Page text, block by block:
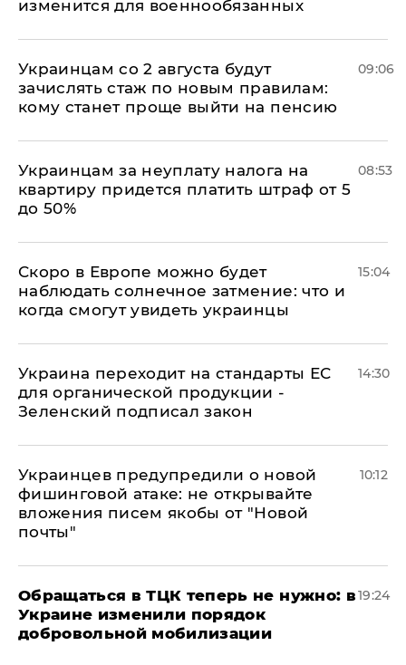
изменится для военнообязанных
Украинцам со 2 августа будут
зачислять стаж по новым правилам:
кому станет проще выйти на пенсию
09:06
Украинцам за неуплату налога на
квартиру придется платить штраф от 5
до 50%
08:53
Скоро в Европе можно будет
наблюдать солнечное затмение: что и
когда смогут увидеть украинцы
15:04
Украина переходит на стандарты ЕС
для органической продукции -
Зеленский подписал закон
14:30
Украинцев предупредили о новой
фишинговой атаке: не открывайте
вложения писем якобы от "Новой
почты"
10:12
Обращаться в ТЦК теперь не нужно: в
Украине изменили порядок
добровольной мобилизации
19:24